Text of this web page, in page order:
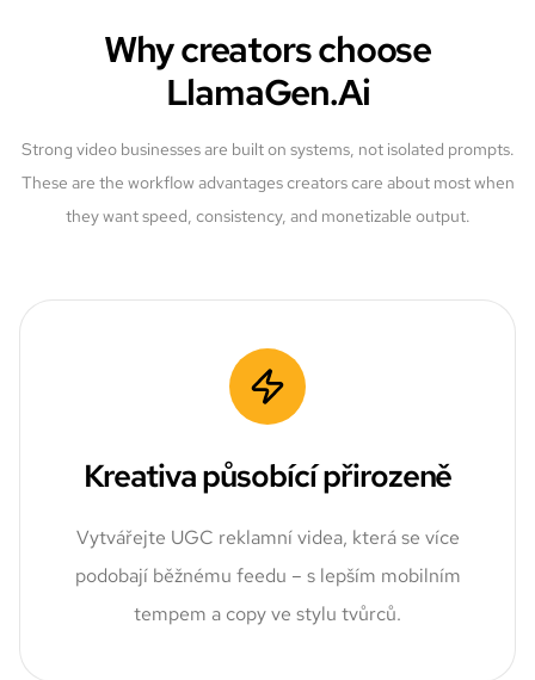
Why creators choose
LlamaGen.Ai
Strong video businesses are built on systems, not isolated prompts.
These are the workflow advantages creators care about most when
they want speed, consistency, and monetizable output.
Kreativa působící přirozeně
Vytvářejte UGC reklamní videa, která se více
podobají běžnému feedu – s lepším mobilním
tempem a copy ve stylu tvůrců.